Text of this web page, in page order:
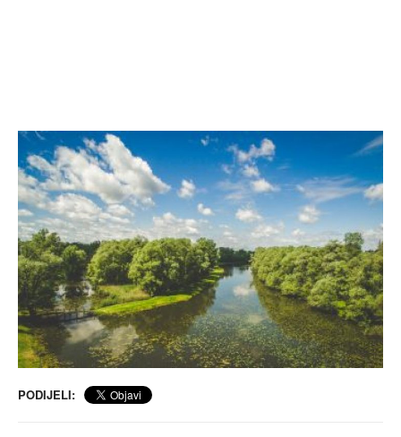
PODIJELI: